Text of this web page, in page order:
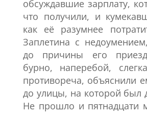
обсуждавшие зарплату,
что получили, и
как её разумнее
Заплетина с
до причины его
бурно, наперебой,
противореча, объяснили
до улицы, на которой был
Не прошло и пятнадцати